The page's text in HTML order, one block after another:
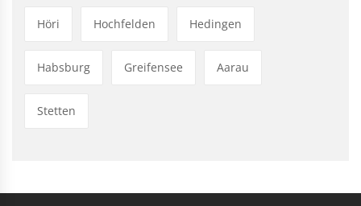
Höri Hochfelden Hedingen
Habsburg Greifensee Aarau
Stetten